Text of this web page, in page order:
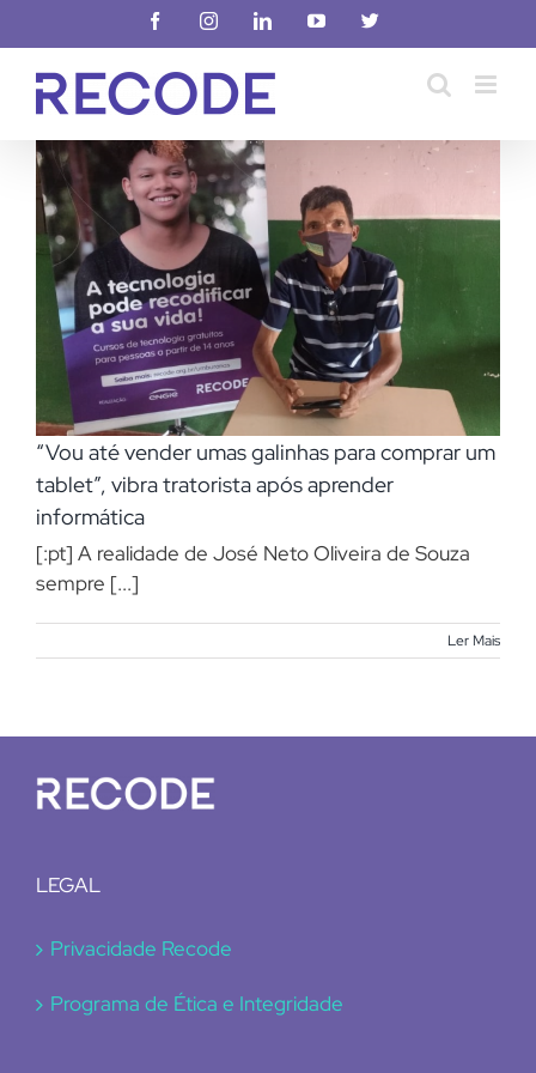
para
conteúdo
FacebookInstagramLinkedInYouTubeX
“Vou até vender umas galinhas para comprar um
tablet”, vibra tratorista após aprender
informática
[:pt] A realidade de José Neto Oliveira de Souza
sempre [...]
Ler Mais
LEGAL
Privacidade Recode
Programa de Ética e Integridade